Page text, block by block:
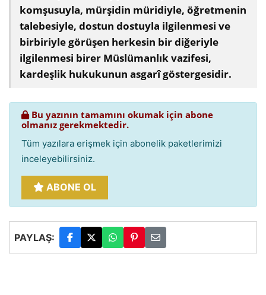
komşusuyla, mürşidin müridiyle, öğretmenin
talebesiyle, dostun dostuyla ilgilenmesi ve
birbiriyle görüşen herkesin bir diğeriyle
ilgilenmesi birer Müslümanlık vazifesi,
kardeşlik hukukunun asgarî göstergesidir.
Bu yazının tamamını okumak için abone
olmanız gerekmektedir.
Tüm yazılara erişmek için abonelik paketlerimizi
inceleyebilirsiniz.
ABONE OL
PAYLAŞ: